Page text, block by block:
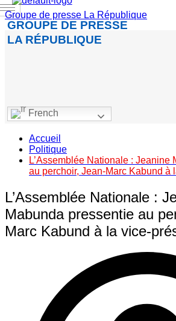
Groupe de presse La République
GROUPE DE PRESSE
LA RÉPUBLIQUE
French
Accueil
Politique
L’Assemblée Nationale : Jeanine
au perchoir, Jean-Marc Kabund à
L’Assemblée Nationale :
Mabunda pressentie au
Marc Kabund à la vice-